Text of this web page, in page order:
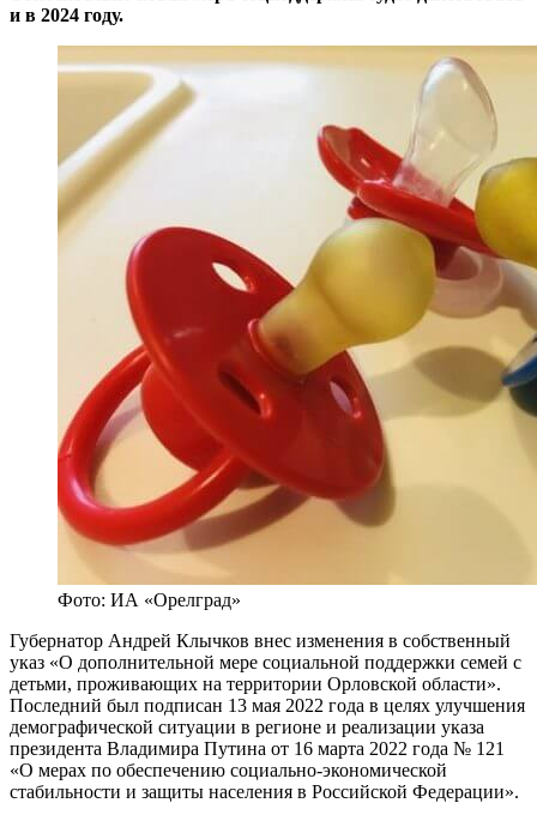
и в 2024 году.
Фото: ИА «Орелград»
Губернатор Андрей Клычков внес изменения в собственный
указ «О дополнительной мере социальной поддержки семей с
детьми, проживающих на территории Орловской области».
Последний был подписан 13 мая 2022 года в целях улучшения
демографической ситуации в регионе и реализации указа
президента Владимира Путина от 16 марта 2022 года № 121
«О мерах по обеспечению социально-экономической
стабильности и защиты населения в Российской Федерации».